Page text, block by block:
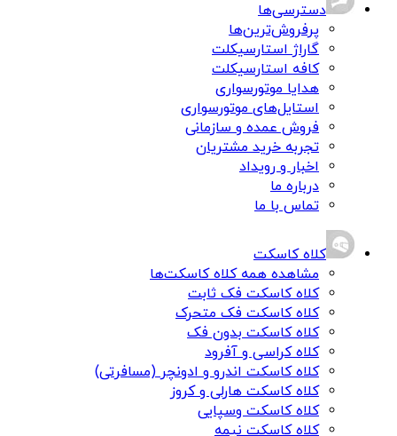
دسترسی‌ها
پرفروش‌ترین‌ها
گاراژ استارسیکلت
کافه استارسیکلت
هدایا موتورسواری
استایل‌های موتورسواری
فروش عمده و سازمانی
تجربه خرید مشتریان
اخبار و رویداد
درباره ما
تماس با ما
کلاه کاسکت
مشاهده همه کلاه کاسکت‌ها
کلاه کاسکت فک ثابت
کلاه کاسکت فک متحرک
کلاه کاسکت بدون فک
کلاه کراسی و آفرود
کلاه کاسکت اندرو و ادونچر (مسافرتی)
کلاه کاسکت هارلی و کروز
کلاه کاسکت وسپایی
کلاه کاسکت نیمه